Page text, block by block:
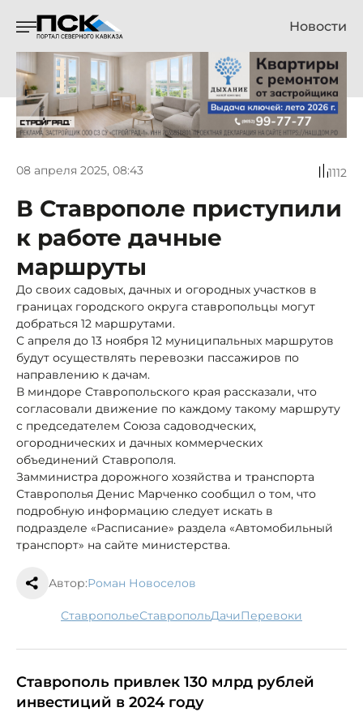
Новости
08 апреля 2025, 08:43 1112
В Ставрополе приступили
к работе дачные
маршруты
До своих садовых, дачных и огородных участков в
границах городского округа ставропольцы могут
добраться 12 маршрутами.
С апреля до 13 ноября 12 муниципальных маршрутов
будут осуществлять перевозки пассажиров по
направлению к дачам.
В миндоре Ставропольского края рассказали, что
согласовали движение по каждому такому маршруту
с председателем Союза садоводческих,
огороднических и дачных коммерческих
объединений Ставрополя.
Замминистра дорожного хозяйства и транспорта
Ставрополья Денис Марченко сообщил о том, что
подробную информацию следует искать в
подразделе «Расписание» раздела «Автомобильный
транспорт» на сайте министерства.
Автор:Роман Новоселов
Ставрополье Ставрополь дачи перевоки
Ставрополь привлек 130 млрд рублей
инвестиций в 2024 году